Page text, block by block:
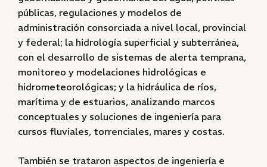
públicas, regulaciones y modelos de
administración consorciada a nivel local, provincial
y federal; la hidrología superficial y subterránea,
con el desarrollo de sistemas de alerta temprana,
monitoreo y modelaciones hidrológicas e
hidrometeorológicas; y la hidráulica de ríos,
marítima y de estuarios, analizando marcos
conceptuales y soluciones de ingeniería para
cursos fluviales, torrenciales, mares y costas.
También se trataron aspectos de ingeniería e